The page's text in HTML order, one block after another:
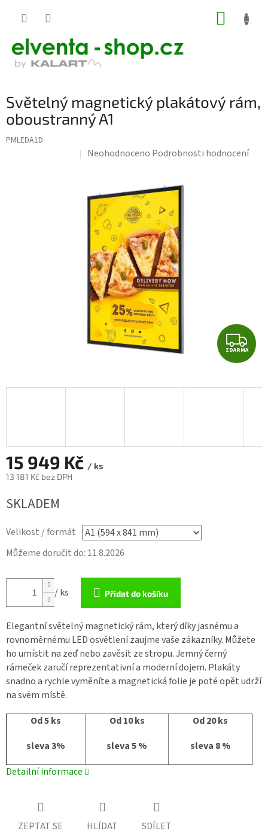
Světelný magnetický plakátový rám,
oboustranný A1
PMLEDA1D
Průměrné
je
0,0
hvězdiček.
Neohodnoceno Podrobnosti hodnocení
Z
D
A
A
ZDARMA
15 949 Kč / ks
13 181 Kč bez DPH
cena:
SKLADEM
Velikost / formát
Můžeme doručit do: 11.8.2026
/ ks Přidat do košíku
Elegantní světelný magnetický rám, který díky jasnému a
rovnoměrnému LED osvětlení zaujme vaše zákazníky. Můžete
ho umístit na zeď nebo zavěsit ze stropu. Jemný černý
rámeček zaručí reprezentativní a moderní dojem. Plakáty
snadno a rychle vyměníte a magnetická folie je poté opět udrží
na svém místě.
Od 5 ks
sleva 3%
Od 10 ks
sleva 5 %
Od 20 ks
sleva 8 %
Detailní informace
ZEPTAT SE HLÍDAT SDÍLET